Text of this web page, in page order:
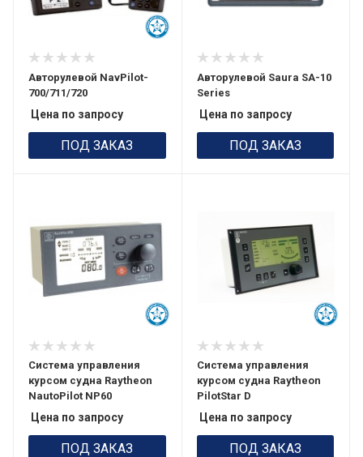
Авторулевой NavPilot-
700/711/720
Цена по запросу
ПОД ЗАКАЗ
Авторулевой Saura SA-10
Series
Цена по запросу
ПОД ЗАКАЗ
Система управления
курсом судна Raytheon
NautoPilot NP60
Цена по запросу
ПОД ЗАКАЗ
Система управления
курсом судна Raytheon
PilotStar D
Цена по запросу
ПОД ЗАКАЗ